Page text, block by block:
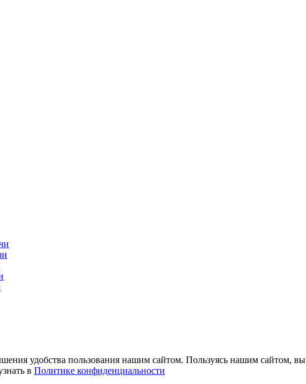
удобства пользования нашим сайтом. Пользуясь нашим сайтом,
в Политике конфиденциальности